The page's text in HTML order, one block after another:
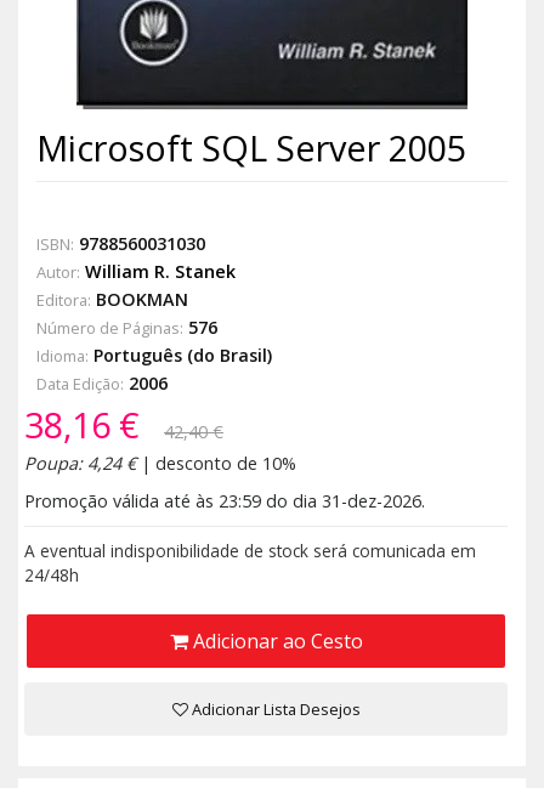
Microsoft SQL Server 2005
ISBN: 9788560031030
Autor: William R. Stanek
Editora: BOOKMAN
Número de Páginas: 576
Idioma: Português (do Brasil)
Data Edição: 2006
38,16 €
42,40 €
Poupa: 4,24 €| desconto de 10%
Promoção válida até às 23:59 do dia 31-dez-2026.
A eventual indisponibilidade de stock será comunicada em
24/48h
Adicionar ao Cesto
Adicionar Lista Desejos